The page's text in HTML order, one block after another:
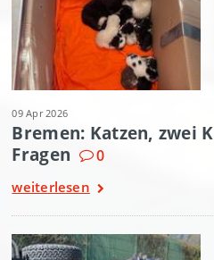
09 Apr 2026
Bremen: Katzen, zwei
Fragen
0
weiterlesen